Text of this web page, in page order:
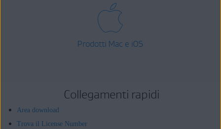
Prodotti Mac e iOS
Collegamenti rapidi
Area download
Trova il License Number